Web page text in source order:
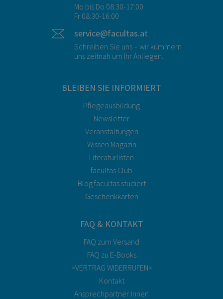
Mo bis Do 08:30-17:00
Fr 08:30-16:00
service@facultas.at
Schreiben Sie uns – wir kümmern
uns zeitnah um Ihr Anliegen.
BLEIBEN SIE INFORMIERT
Pflegeausbildung
Newsletter
Veranstaltungen
Wissen Magazin
Literaturlisten
facultas Club
Blog facultas.studiert
Geschenkkarten
FAQ & KONTAKT
FAQ zum Versand
FAQ zu E-Books
>VERTRAG WIDERRUFEN<
Kontakt
Ansprechpartner:innen